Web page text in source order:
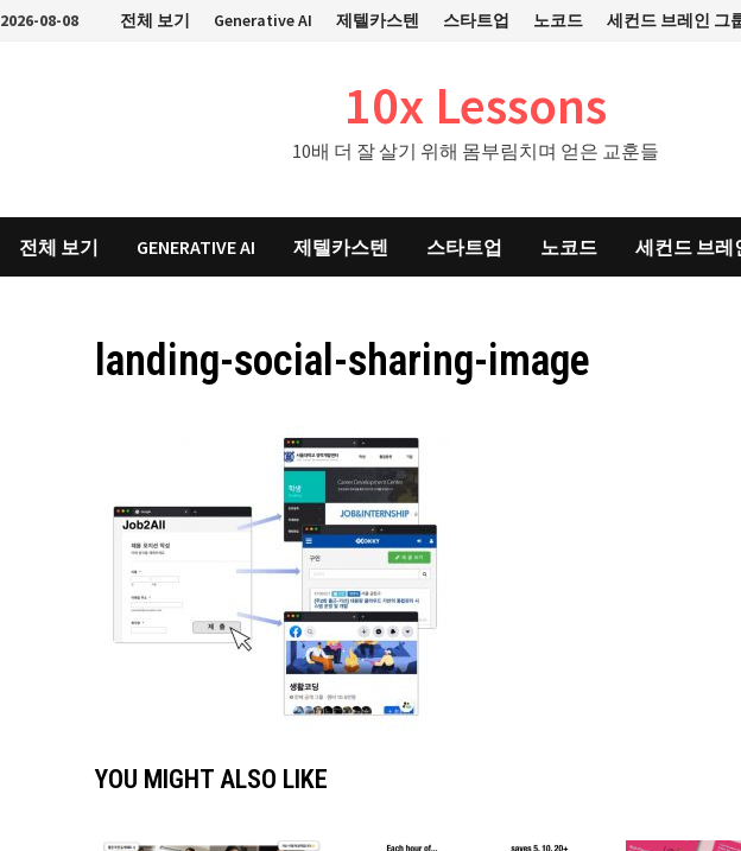
2026-08-08 전체 보기 Generative AI 제텔카스텐 스타트업 노코드 세컨드 브레인 그
10x Lessons
10배 더 잘 살기 위해 몸부림치며 얻은 교훈들
전체 보기 GENERATIVE AI 제텔카스텐 스타트업 노코드 세컨드 브레
landing-social-sharing-image
YOU MIGHT ALSO LIKE